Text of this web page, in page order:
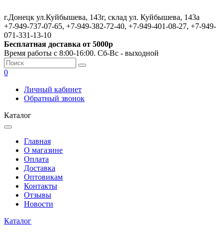
г.Донецк ул.Куйбышева, 143г, склад ул. Куйбышева, 143а
+7-949-737-07-65, +7-949-382-72-40, +7-949-401-08-27, +7-949-
071-331-13-10
Бесплатная доставка от 5000р
Время работы с 8:00-16:00. Сб-Вс - выходной
0
Личный кабинет
Обратный звонок
Каталог
Главная
О магазине
Оплата
Доставка
Оптовикам
Контакты
Отзывы
Новости
Каталог